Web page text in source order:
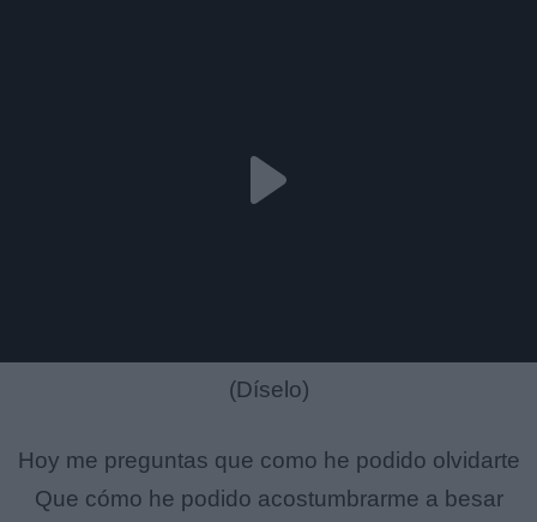
(Díselo)
Hoy me preguntas que como he podido olvidarte
Que cómo he podido acostumbrarme a besar